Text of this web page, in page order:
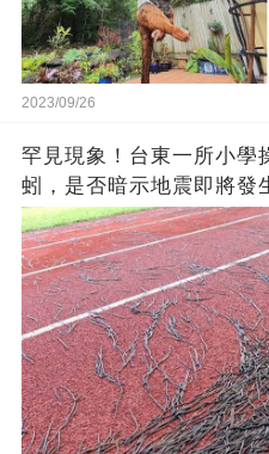
2023/09/26
罕見現象！台東一所小學
蚓，是否暗示地震即將發